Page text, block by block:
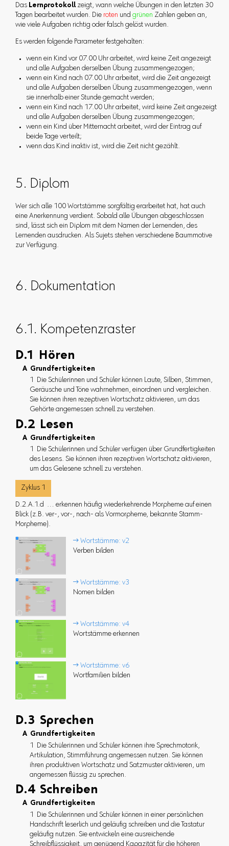
Das Lernprotokollzeigt, wann welche Übungen in den letzten 30
Tagen bearbeitet wurden. Die roten und grünen Zahlen geben an,
wie viele Aufgaben richtig oder falsch gelöst wurden.
Es werden folgende Parameter festgehalten:
wenn ein Kind vor 07.00 Uhr arbeitet, wird keine Zeit angezeigt
und alle Aufgaben derselben Übung zusammengezogen;
wenn ein Kind nach 07.00 Uhr arbeitet, wird die Zeit angezeigt
und alle Aufgaben derselben Übung zusammengezogen, wenn
sie innerhalb einer Stunde gemacht werden;
wenn ein Kind nach 17.00 Uhr arbeitet, wird keine Zeit angezeigt
und alle Aufgaben derselben Übung zusammengezogen;
wenn ein Kind über Mitternacht arbeitet, wird der Eintrag auf
beide Tage verteilt;
wenn das Kind inaktiv ist, wird die Zeit nicht gezählt.
5. Diplom
Wer sich alle 100 Wortstämme sorgfältig erarbeitet hat, hat auch
eine Anerkennung verdient. Sobald alle Übungen abgeschlossen
sind, lässt sich ein Diplom mit dem Namen der Lernenden, des
Lernenden ausdrucken. Als Sujets stehen verschiedene Baummotive
zur Verfügung.
6. Dokumentation
6.1. Kompetenzraster
D.1 Hören
A Grundfertigkeiten
1 Die Schülerinnen und Schüler können Laute, Silben, Stimmen,
Geräusche und Töne wahrnehmen, einordnen und vergleichen.
Sie können ihren rezeptiven Wortschatz aktivieren, um das
Gehörte angemessen schnell zu verstehen.
D.2 Lesen
A Grundfertigkeiten
1 Die Schülerinnen und Schüler verfügen über Grundfertigkeiten
des Lesens. Sie können ihren rezeptiven Wortschatz aktivieren,
um das Gelesene schnell zu verstehen.
Zyklus 1
D.2.A.1.d … erkennen häufig wiederkehrende Morpheme auf einen
Blick (z.B. ver-, vor-, nach- als Vormorpheme, bekannte Stamm-
Morpheme).
 Wortstämme: v2
Verben bilden
 Wortstämme: v3
Nomen bilden
 Wortstämme: v4
Wortstämme erkennen
 Wortstämme: v6
Wortfamilien bilden
D.3 Sprechen
A Grundfertigkeiten
1 Die Schülerinnen und Schüler können ihre Sprechmotorik,
Artikulation, Stimmführung angemessen nutzen. Sie können
ihren produktiven Wortschatz und Satzmuster aktivieren, um
angemessen flüssig zu sprechen.
D.4 Schreiben
A Grundfertigkeiten
1 Die Schülerinnen und Schüler können in einer persönlichen
Handschrift leserlich und geläufig schreiben und die Tastatur
geläufig nutzen. Sie entwickeln eine ausreichende
Schreibflüssigkeit, um genügend Kapazität für die höheren